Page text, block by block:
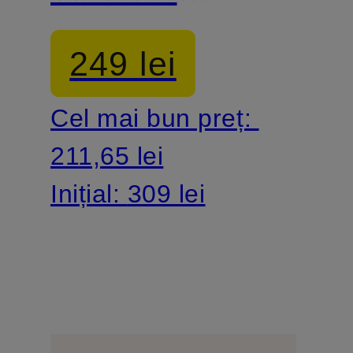
înfășurat
249 lei
Cel mai bun preț:
211,65 lei
Inițial: 309 lei